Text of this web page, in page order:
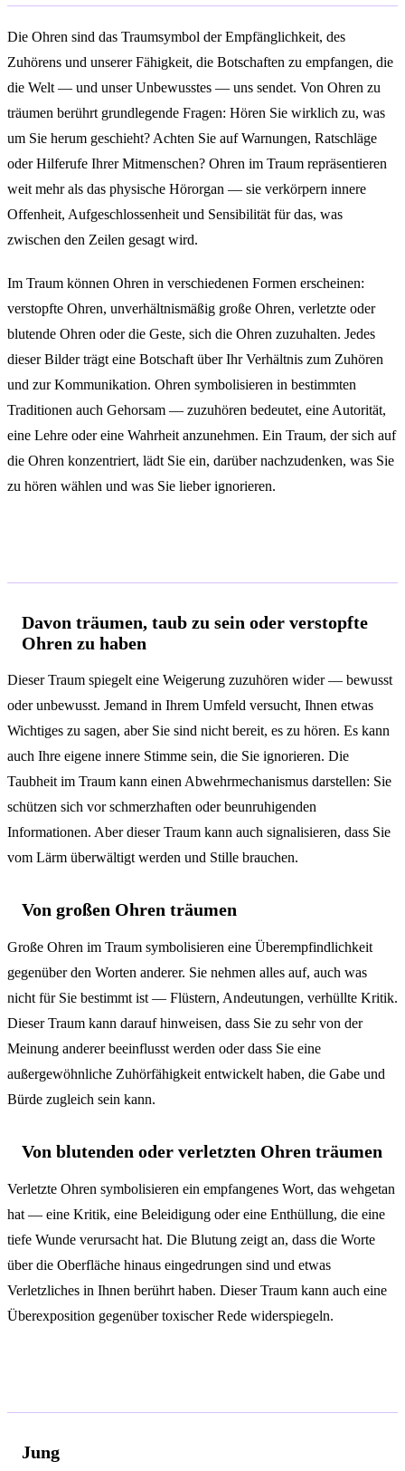
Die Ohren sind das Traumsymbol der Empfänglichkeit, des
Zuhörens und unserer Fähigkeit, die Botschaften zu empfangen, die
die Welt — und unser Unbewusstes — uns sendet. Von Ohren zu
träumen berührt grundlegende Fragen: Hören Sie wirklich zu, was
um Sie herum geschieht? Achten Sie auf Warnungen, Ratschläge
oder Hilferufe Ihrer Mitmenschen? Ohren im Traum repräsentieren
weit mehr als das physische Hörorgan — sie verkörpern innere
Offenheit, Aufgeschlossenheit und Sensibilität für das, was
zwischen den Zeilen gesagt wird.
Im Traum können Ohren in verschiedenen Formen erscheinen:
verstopfte Ohren, unverhältnismäßig große Ohren, verletzte oder
blutende Ohren oder die Geste, sich die Ohren zuzuhalten. Jedes
dieser Bilder trägt eine Botschaft über Ihr Verhältnis zum Zuhören
und zur Kommunikation. Ohren symbolisieren in bestimmten
Traditionen auch Gehorsam — zuzuhören bedeutet, eine Autorität,
eine Lehre oder eine Wahrheit anzunehmen. Ein Traum, der sich auf
die Ohren konzentriert, lädt Sie ein, darüber nachzudenken, was Sie
zu hören wählen und was Sie lieber ignorieren.
Davon träumen, taub zu sein oder verstopfte
Ohren zu haben
Dieser Traum spiegelt eine Weigerung zuzuhören wider — bewusst
oder unbewusst. Jemand in Ihrem Umfeld versucht, Ihnen etwas
Wichtiges zu sagen, aber Sie sind nicht bereit, es zu hören. Es kann
auch Ihre eigene innere Stimme sein, die Sie ignorieren. Die
Taubheit im Traum kann einen Abwehrmechanismus darstellen: Sie
schützen sich vor schmerzhaften oder beunruhigenden
Informationen. Aber dieser Traum kann auch signalisieren, dass Sie
vom Lärm überwältigt werden und Stille brauchen.
Von großen Ohren träumen
Große Ohren im Traum symbolisieren eine Überempfindlichkeit
gegenüber den Worten anderer. Sie nehmen alles auf, auch was
nicht für Sie bestimmt ist — Flüstern, Andeutungen, verhüllte Kritik.
Dieser Traum kann darauf hinweisen, dass Sie zu sehr von der
Meinung anderer beeinflusst werden oder dass Sie eine
außergewöhnliche Zuhörfähigkeit entwickelt haben, die Gabe und
Bürde zugleich sein kann.
Von blutenden oder verletzten Ohren träumen
Verletzte Ohren symbolisieren ein empfangenes Wort, das wehgetan
hat — eine Kritik, eine Beleidigung oder eine Enthüllung, die eine
tiefe Wunde verursacht hat. Die Blutung zeigt an, dass die Worte
über die Oberfläche hinaus eingedrungen sind und etwas
Verletzliches in Ihnen berührt haben. Dieser Traum kann auch eine
Überexposition gegenüber toxischer Rede widerspiegeln.
Jung